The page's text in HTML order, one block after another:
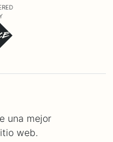
una mejor
web.